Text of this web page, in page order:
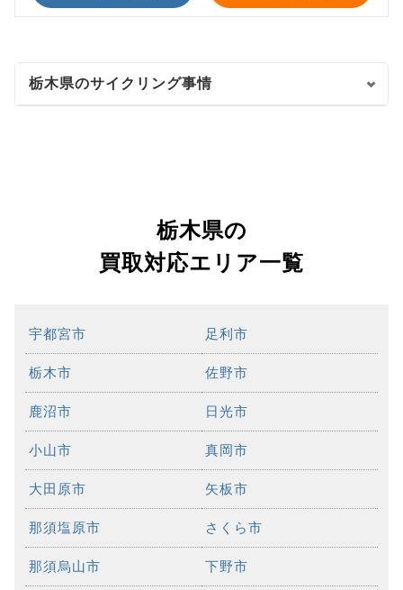
栃木県のサイクリング事情
栃木県の
買取対応エリア一覧
宇都宮市 足利市
栃木市 佐野市
鹿沼市 日光市
小山市 真岡市
大田原市 矢板市
那須塩原市 さくら市
那須烏山市 下野市